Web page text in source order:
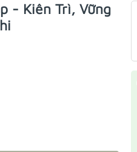
- Kiên Trì, Vững